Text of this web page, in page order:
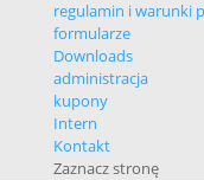
regulamin i warunki
formularze
Downloads
administracja
kupony
Intern
Kontakt
Zaznacz stronę